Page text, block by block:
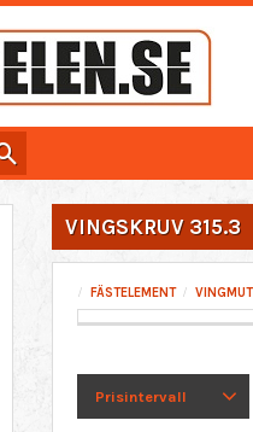
VINGSKRUV 315.3
FÄSTELEMENT
Prisintervall